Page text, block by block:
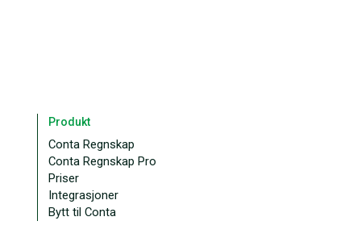
Produkt
Conta Regnskap
Conta Regnskap Pro
Priser
Integrasjoner
Bytt til Conta